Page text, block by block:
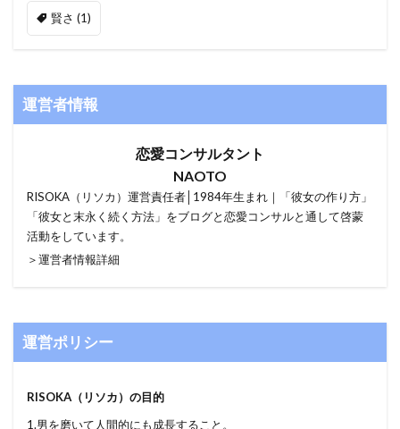
賢さ (1)
運営者情報
恋愛コンサルタント
NAOTO
RISOKA（リソカ）運営責任者│1984年生まれ｜「彼女の作り方」
「彼女と末永く続く方法」をブログと恋愛コンサルと通して啓蒙
活動をしています。
＞運営者情報詳細
運営ポリシー
RISOKA（リソカ）の目的
1.男を磨いて人間的にも成長すること。